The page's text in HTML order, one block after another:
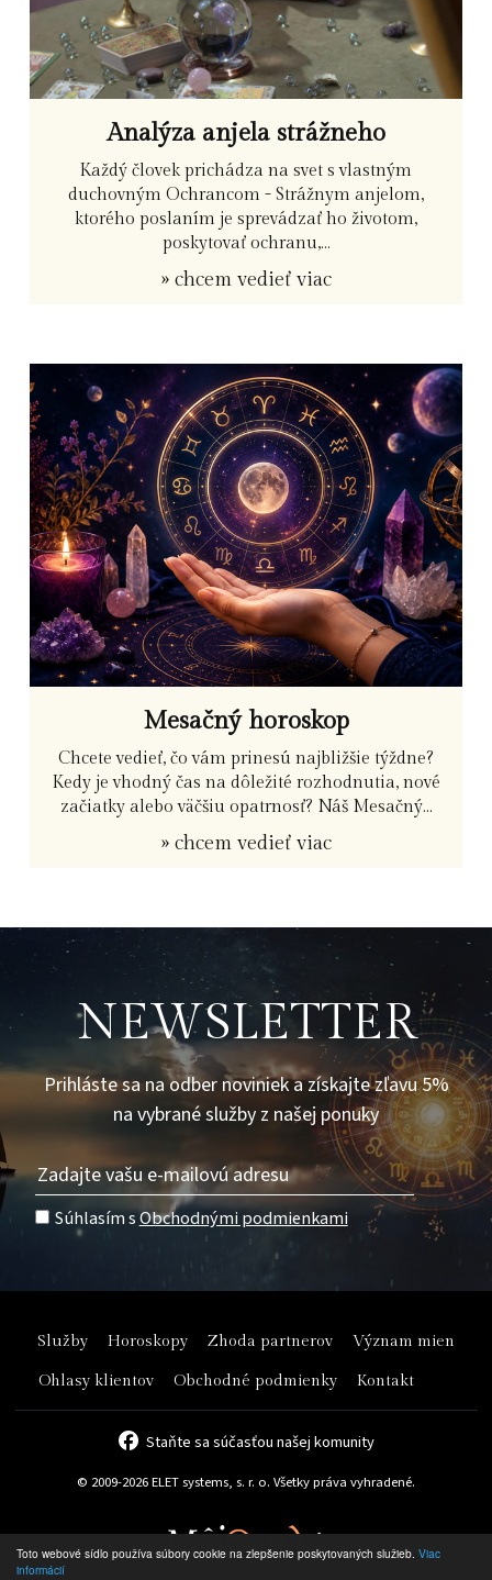
Toto webové sídlo používa súbory cookie na zlepšenie poskytovaných služieb. Viac
informácií
Analýza anjela strážneho
Každý človek prichádza na svet s vlastným
duchovným Ochrancom - Strážnym anjelom,
ktorého poslaním je sprevádzať ho životom,
poskytovať ochranu,...
» chcem vedieť viac
Mesačný horoskop
Chcete vedieť, čo vám prinesú najbližšie týždne?
Kedy je vhodný čas na dôležité rozhodnutia, nové
začiatky alebo väčšiu opatrnosť? Náš Mesačný...
» chcem vedieť viac
NEWSLETTER
Prihláste sa na odber noviniek a získajte zľavu 5%
na vybrané služby z našej ponuky
Súhlasím sObchodnými podmienkami
Služby Horoskopy Zhoda partnerov Význam mien
Ohlasy klientov Obchodné podmienky Kontakt
Staňte sa súčasťou našej komunity
© 2009-2026 ELET systems, s. r. o. Všetky práva vyhradené.